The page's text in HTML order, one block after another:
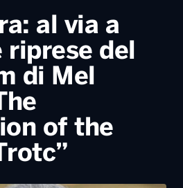
al via a
riprese del
di Mel
of the